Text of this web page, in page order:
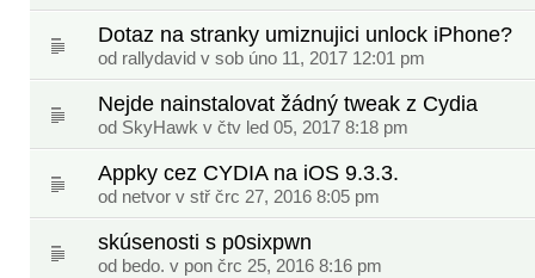
Dotaz na stranky umiznujici unlock iPhone?
od rallydavid v sob úno 11, 2017 12:01 pm
Nejde nainstalovat žádný tweak z Cydia
od SkyHawk v čtv led 05, 2017 8:18 pm
Appky cez CYDIA na iOS 9.3.3.
od netvor v stř črc 27, 2016 8:05 pm
skúsenosti s p0sixpwn
od bedo. v pon črc 25, 2016 8:16 pm